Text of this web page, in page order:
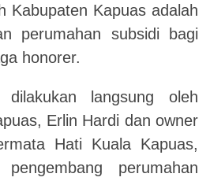
Kabupaten Kapuas adalah
perumahan subsidi bagi
honorer.
dilakukan langsung oleh
Erlin Hardi dan owner
Hati Kuala Kapuas,
perumahan